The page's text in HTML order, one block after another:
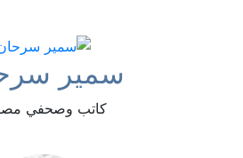
سمير
كاتب وصحفي